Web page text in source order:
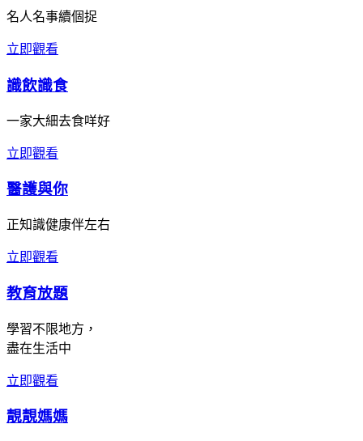
名人名事續個捉
立即觀看
識飲識食
一家大細去食咩好
立即觀看
醫護與你
正知識健康伴左右
立即觀看
教育放題
學習不限地方，
盡在生活中
立即觀看
靚靚媽媽